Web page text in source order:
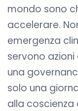
mondo sono
accelerare.
emergenza
servono
una
solo una
alla coscienza